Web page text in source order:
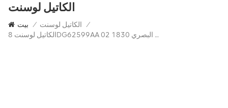
الكاتيل لوسنت
بيت / الكاتيل لوسنت /
الكاتيل لوسنت 8DG62599AA 02 للإرسال البصري 1830PSS-36/64 8DG62599AA 02